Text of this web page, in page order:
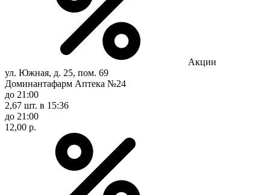
Акции
ул. Южная, д. 25, пом. 69
Доминантафарм Аптека №24
до 21:00
2,67 шт. в 15:36
до 21:00
12,00 р.